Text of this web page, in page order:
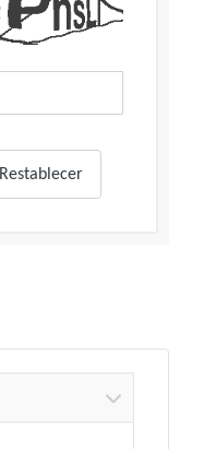
Restablecer